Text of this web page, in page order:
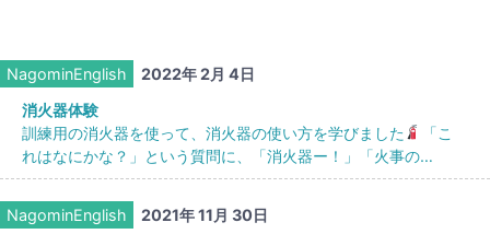
NagominEnglish
2022年 2月 4日
消火器体験
訓練用の消火器を使って、消火器の使い方を学びました
「こ
れはなにかな？」という質問に、「消火器ー！」「火事の…
NagominEnglish
2021年 11月 30日